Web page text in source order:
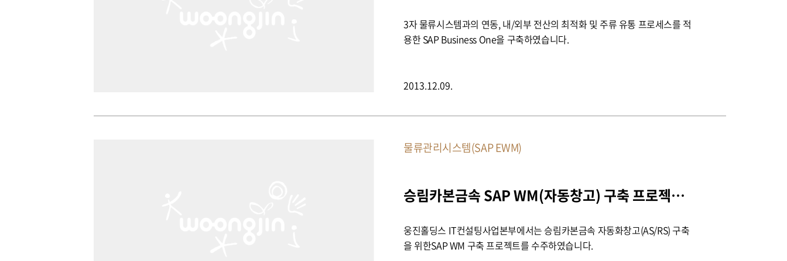
3자 물류시스템과의 연동, 내/외부 전산의 최적화 및 주류 유통 프로세스를 적
용한 SAP Business One을 구축하였습니다.
2013.12.09.
물류관리시스템(SAP EWM)
승림카본금속 SAP WM(자동창고) 구축 프로젝트 수주
웅진홀딩스 IT컨설팅사업본부에서는 승림카본금속 자동화창고(AS/RS) 구축
을 위한SAP WM 구축 프로젝트를 수주하였습니다.